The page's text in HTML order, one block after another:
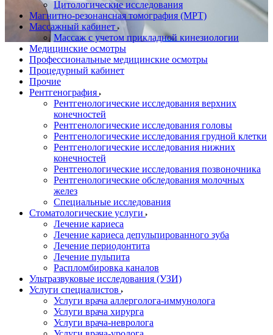
Цитологические исследования
Магнитно-резонансная томография (МРТ)
Массажный кабинет
Массаж с учетом прикладной кинезиологии
Медицинские осмотры
Профессиональные медицинские осмотры
Процедурный кабинет
Прочие
Рентгенография
Рентгенологические исследования верхних
конечностей
Рентгенологические исследования головы
Рентгенологические исследования грудной клетки
Рентгенологические исследования нижних
конечностей
Рентгенологические исследования позвоночника
Рентгенологические обследования молочных
желез
Специальные исследования
Стоматологические услуги
Лечение кариеса
Лечение кариеса депульпированного зуба
Лечение периодонтита
Лечение пульпита
Распломбировка каналов
Ультразвуковые исследования (УЗИ)
Услуги специалистов
Услуги врача аллерголога-иммунолога
Услуги врача хирурга
Услуги врача-невролога